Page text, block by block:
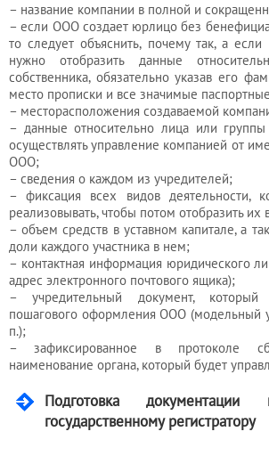
– название компании в полной и
– если ООО создает юрлицо без
то следует объяснить, почему так, а
нужно отобразить данные
собственника, обязательно указав его
место прописки и все значимые
– месторасположения создаваемой
– данные относительно лица или
осуществлять управление компанией от
ООО;
– сведения о каждом из учредителей;
– фиксация всех видов деятельности,
реализовывать, чтобы потом отобразить
– объем средств в уставном капитале, а
доли каждого участника в нем;
– контактная информация юридического
адрес электронного почтового ящика);
– учредительный документ, который
пошагового оформления ООО (модельный
п.);
– зафиксированное в протоколе
наименование органа, который будет
Подготовка
государственному регистратору